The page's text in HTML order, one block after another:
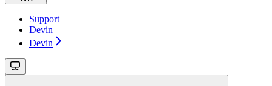
Support
Devin
Devin